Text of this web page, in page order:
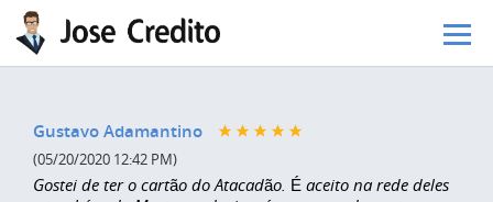
Pular para o conteúdo principal
Gustavo Adamantino
(05/20/2020 12:42 PM)
Gostei de ter o cartão do Atacadão. É aceito na rede deles